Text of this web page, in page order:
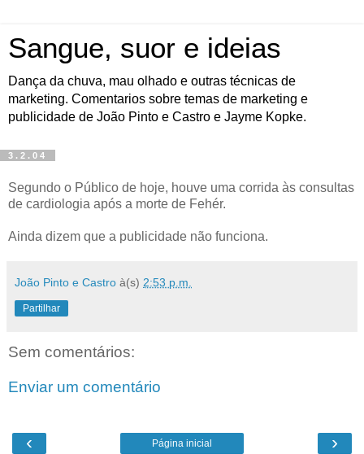
Sangue, suor e ideias
Dança da chuva, mau olhado e outras técnicas de
marketing. Comentarios sobre temas de marketing e
publicidade de João Pinto e Castro e Jayme Kopke.
3.2.04
Segundo o Público de hoje, houve uma corrida às consultas
de cardiologia após a morte de Fehér.
Ainda dizem que a publicidade não funciona.
João Pinto e Castro à(s) 2:53 p.m.
Partilhar
Sem comentários:
Enviar um comentário
‹ ›
Página inicial